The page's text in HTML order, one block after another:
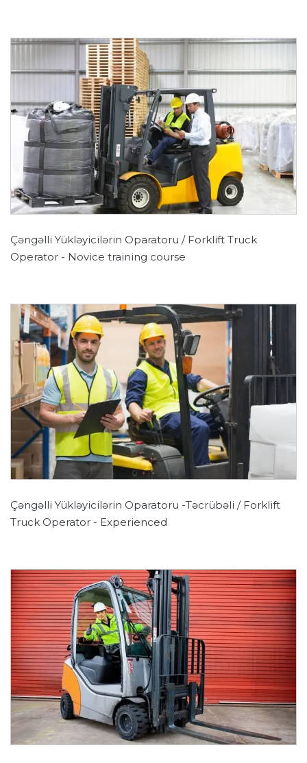
Çəngəlli Yükləyicilərin Oparatoru / Forklift Truck
Operator - Novice training course
Çəngəlli Yükləyicilərin Oparatoru -Təcrübəli / Forklift
Truck Operator - Experienced